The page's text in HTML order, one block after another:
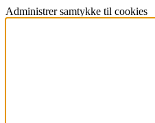
Administrer samtykke til cookies